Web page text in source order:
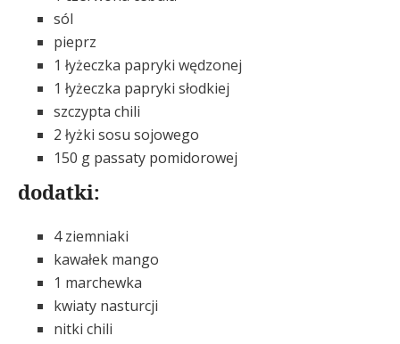
sól
pieprz
1 łyżeczka papryki wędzonej
1 łyżeczka papryki słodkiej
szczypta chili
2 łyżki sosu sojowego
150 g passaty pomidorowej
dodatki:
4 ziemniaki
kawałek mango
1 marchewka
kwiaty nasturcji
nitki chili